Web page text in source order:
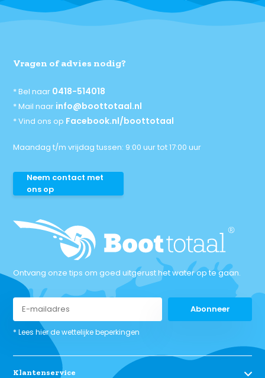
Vragen of advies nodig?
* Bel naar 0418-514018
* Mail naar info@boottotaal.nl
* Vind ons op Facebook.nl/boottotaal
Maandag t/m vrijdag tussen: 9:00 uur tot 17:00 uur
Neem contact met
ons op
Ontvang onze tips om goed uitgerust het water op te gaan.
Abonneer
* Lees hier de wettelijke beperkingen
Klantenservice